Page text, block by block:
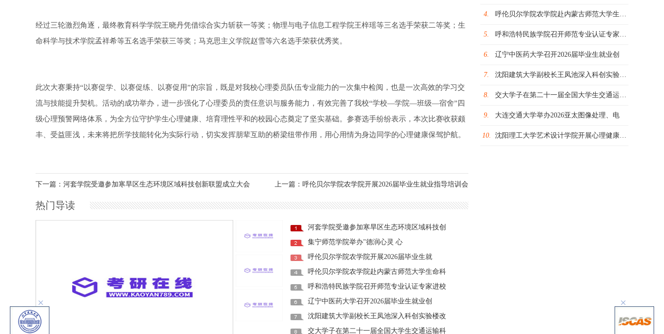
经过三轮激烈角逐，最终教育科学学院王晓丹凭借综合实力斩获一等奖；物理与电子信息工程学院王梓瑶等三名选手荣获二等奖；生
命科学与技术学院孟祥希等五名选手荣获三等奖；马克思主义学院赵雪等六名选手荣获优秀奖。
此次大赛秉持“以赛促学、以赛促练、以赛促用”的宗旨，既是对我校心理委员队伍专业能力的一次集中检阅，也是一次高效的学习交
流与技能提升契机。活动的成功举办，进一步强化了心理委员的责任意识与服务能力，有效完善了我校“学校—学院—班级—宿舍”四
级心理预警网络体系，为全方位守护学生心理健康、培育理性平和的校园心态奠定了坚实基础。参赛选手纷纷表示，本次比赛收获颇
丰、受益匪浅，未来将把所学技能转化为实际行动，切实发挥朋辈互助的桥梁纽带作用，用心用情为身边同学的心理健康保驾护航。
上一篇：呼伦贝尔学院农学院开展2026届毕业生就业指导培训会
下一篇：河套学院受邀参加寒旱区生态环境区域科技创新联盟成立大会
热门导读
河套学院受邀参加寒旱区生态环境区域科技创
集宁师范学院举办"德润心灵 心
呼伦贝尔学院农学院开展2026届毕业生就
呼伦贝尔学院农学院赴内蒙古师范大学生命科
呼和浩特民族学院召开师范专业认证专家进校
辽宁中医药大学召开2026届毕业生就业创
沈阳建筑大学副校长王凤池深入科创实验楼改
交大学子在第二十一届全国大学生交通运输科
4. 呼伦贝尔学院农学院赴内蒙古师范大学生命科
5. 呼和浩特民族学院召开师范专业认证专家进校
6. 辽宁中医药大学召开2026届毕业生就业创
7. 沈阳建筑大学副校长王凤池深入科创实验楼改
8. 交大学子在第二十一届全国大学生交通运输科
9. 大连交通大学举办2026亚太图像处理、电
10. 沈阳理工大学艺术设计学院开展心理健康主题